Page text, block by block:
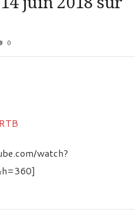
0
watch?